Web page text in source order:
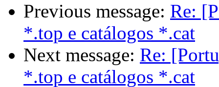
Previous message: Re:
*.top e catálogos *.cat
Next message: Re:
*.top e catálogos *.cat